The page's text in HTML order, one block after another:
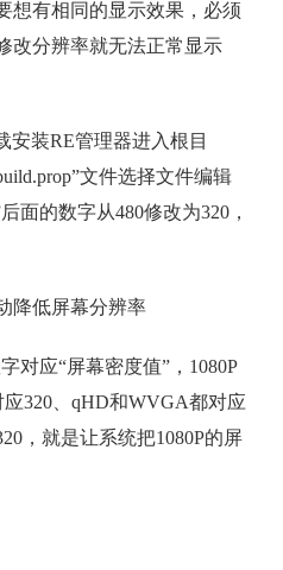
想有相同的显示效果，必须
改分辨率就无法正常显示
安装RE管理器进入根目
文件选择文件编辑
面的数字从480修改为320，
对应“屏幕密度值”，1080P
应320、qHD和WVGA都对应
，就是让系统把1080P的屏